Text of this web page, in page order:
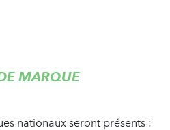
MARQUE
nationaux seront présents :